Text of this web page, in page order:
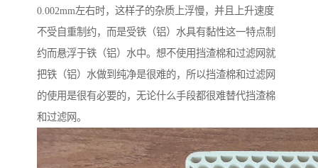
0.002mm左右时，这样子的杂质上浮慢，并且上升速度
不受自重制约，而是受铁（铝）水具有黏性这一特点制
约而悬浮于铁（铝）水中。想不使用挡渣棉和过滤网就
把铁（铝）水做到纯净是很难的，所以挡渣棉和过滤网
的使用是很有必要的，无论什么手段都很难替代挡渣棉
和过滤网。